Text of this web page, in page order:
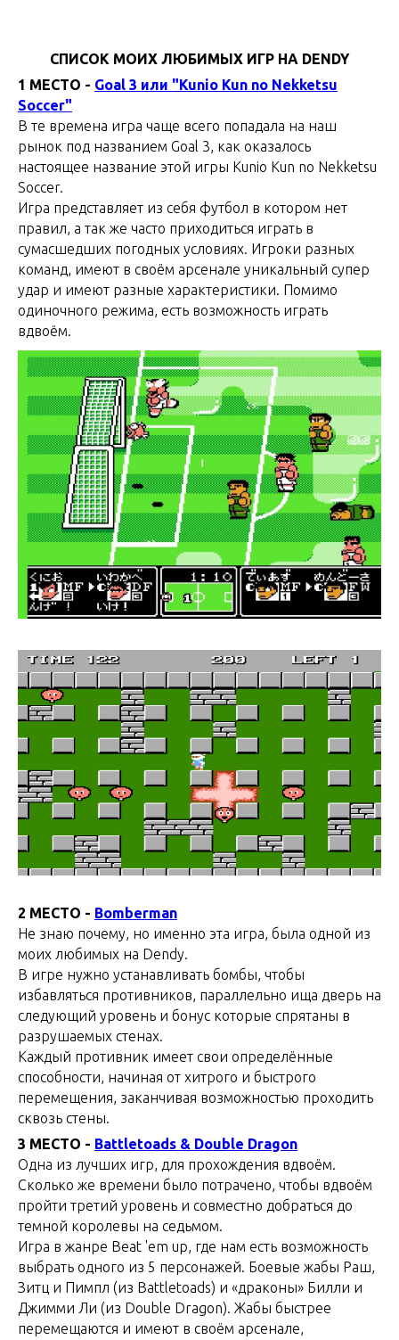
СПИСОК МОИХ ЛЮБИМЫХ ИГР НА DENDY
1 МЕСТО - Goal 3 или "Kunio Kun no Nekketsu
Soccer"
В те времена игра чаще всего попадала на наш
рынок под названием Goal 3, как оказалось
настоящее название этой игры Kunio Kun no Nekketsu
Soccer.
Игра представляет из себя футбол в котором нет
правил, а так же часто приходиться играть в
сумасшедших погодных условиях. Игроки разных
команд, имеют в своём арсенале уникальный супер
удар и имеют разные характеристики. Помимо
одиночного режима, есть возможность играть
вдвоём.
2 МЕСТО - Bomberman
Не знаю почему, но именно эта игра, была одной из
моих любимых на Dendy.
В игре нужно устанавливать бомбы, чтобы
избавляться противников, параллельно ища дверь на
следующий уровень и бонус которые спрятаны в
разрушаемых стенах.
Каждый противник имеет свои определённые
способности, начиная от хитрого и быстрого
перемещения, заканчивая возможностью проходить
сквозь стены.
3 МЕСТО - Battletoads & Double Dragon
Одна из лучших игр, для прохождения вдвоём.
Сколько же времени было потрачено, чтобы вдвоём
пройти третий уровень и совместно добраться до
темной королевы на седьмом.
Игра в жанре Beat 'em up, где нам есть возможность
выбрать одного из 5 персонажей. Боевые жабы Раш,
Зитц и Пимпл (из Battletoads) и «драконы» Билли и
Джимми Ли (из Double Dragon). Жабы быстрее
перемещаются и имеют в своём арсенале,